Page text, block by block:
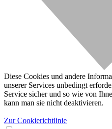
Diese Cookies und andere
unserer Services unbedingt
Service sicher und so wie von
kann man sie nicht deaktivieren.
Zur Cookierichtlinie